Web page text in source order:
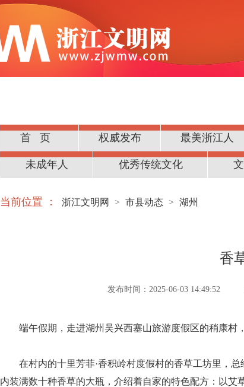
首页 权威发布 最美浙江人
公民道德
未成年人 优秀传统文化
当前位置 ： 浙江文明网 > 市县动态 > 湖州
香
发布时间：2025-06-03 14:49:52
端午假期，走进湖州吴兴西塞山旅游度假区的稍康村，
在村内的十里芳菲·香积岭村度假村的香草工坊里，总
内装满数十种香草的大瓶，介绍着自家的特色配方：以艾